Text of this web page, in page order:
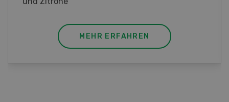
MEHR ERFAHREN